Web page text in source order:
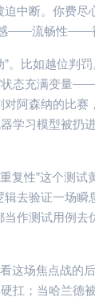
中断。你费尽
感——流畅性——
。比如越位判
状态充满变量
阿森纳的比赛
学习模型被扔
复性”这个测
去验证一场瞬
作测试用例去
这场焦点战的
扛；当哈兰德